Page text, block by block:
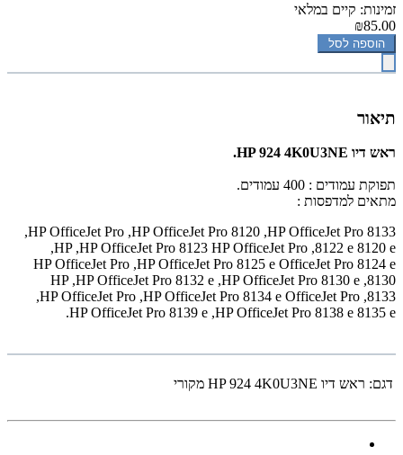
זמינות: קיים במלאי
₪85.00
הוספה לסל
תיאור
ראש דיו HP 924 4K0U3NE.
תפוקת עמודים : 400 עמודים.
מתאים למדפסות :
,HP OfficeJet Pro 8133
,HP OfficeJet Pro 8120
,HP OfficeJet Pro
8120 e
HP OfficeJet Pro ,8122 e
,HP OfficeJet Pro 8123
,HP
OfficeJet Pro 8124 e
HP OfficeJet Pro 8125 e
,
HP OfficeJet Pro
8130
,
,HP OfficeJet Pro 8130 e
,HP OfficeJet Pro 8132 e
HP
OfficeJet Pro ,8133
,HP OfficeJet Pro 8134 e
,HP OfficeJet Pro
8135 e
,HP OfficeJet Pro 8138 e
HP OfficeJet Pro 8139 e
.
דגם: ראש דיו HP 924 4K0U3NE מקורי